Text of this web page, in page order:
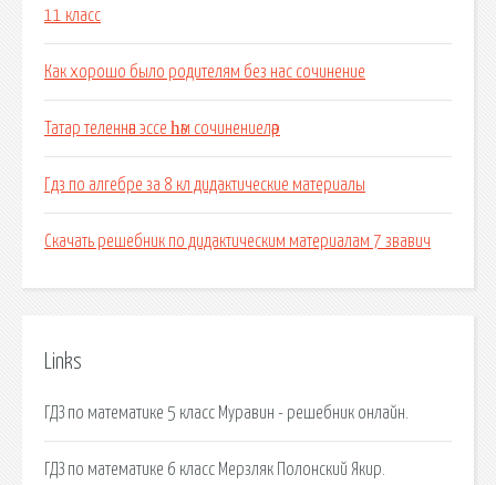
11 класс
Как хорошо было родителям без нас сочинение
Татар теленнән эссе һәм сочинениеләр
Гдз по алгебре за 8 кл дидактические материалы
Скачать решебник по дидактическим материалам 7 звавич
Links
ГДЗ по математике 5 класс Муравин - решебник онлайн.
ГДЗ по математике 6 класс Мерзляк Полонский Якир.